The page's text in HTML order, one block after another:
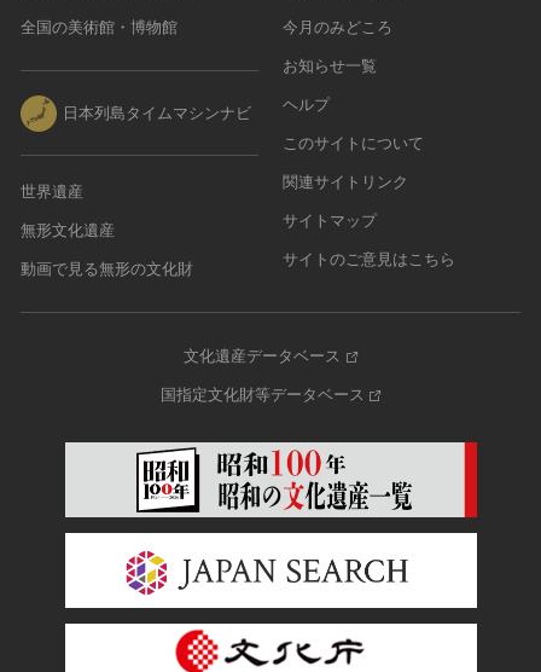
全国の美術館・博物館
日本列島タイムマシンナビ
世界遺産
無形文化遺産
動画で見る無形の文化財
今月のみどころ
お知らせ一覧
ヘルプ
このサイトについて
関連サイトリンク
サイトマップ
サイトのご意見はこちら
文化遺産データベース
国指定文化財等データベース